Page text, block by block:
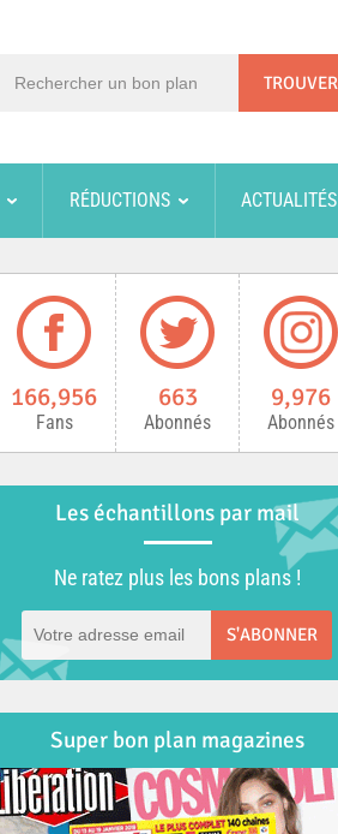
RÉDUCTIONS ACTUALITÉS
166,956
Fans
663
Abonnés
9,976
Abonnés
Les échantillons par mail
Ne ratez plus les bons plans !
S'ABONNER
Super bon plan magazines